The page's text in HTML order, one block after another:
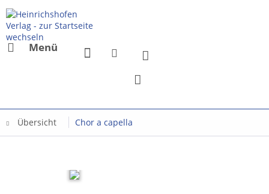
Menü
Übersicht Chor a capella